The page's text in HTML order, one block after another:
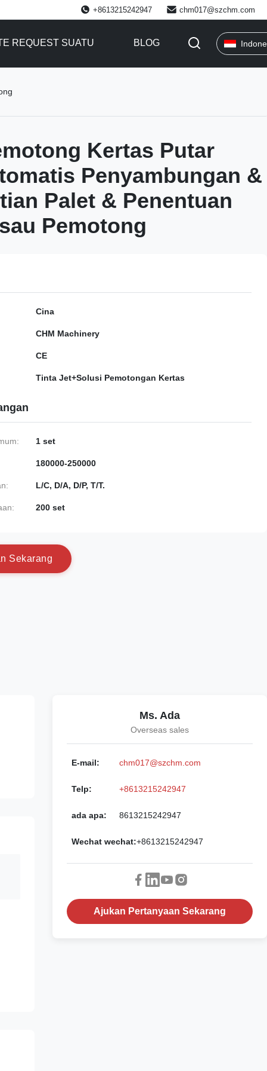
+8613215242947 chm017@szchm.com
REQUEST SUATU BLOG
Kertas Putar
Penyambungan &
Palet & Penentuan
Pemotong
Cina
CHM Machinery
CE
Tinta Jet+Solusi Pemotongan Kertas
1 set
180000-250000
L/C, D/A, D/P, T/T.
200 set
n Sekarang
Ms. Ada
Overseas sales
E-mail: chm017@szchm.com
Telp: +8613215242947
ada apa: 8613215242947
Wechat wechat:+8613215242947
Ajukan Pertanyaan Sekarang